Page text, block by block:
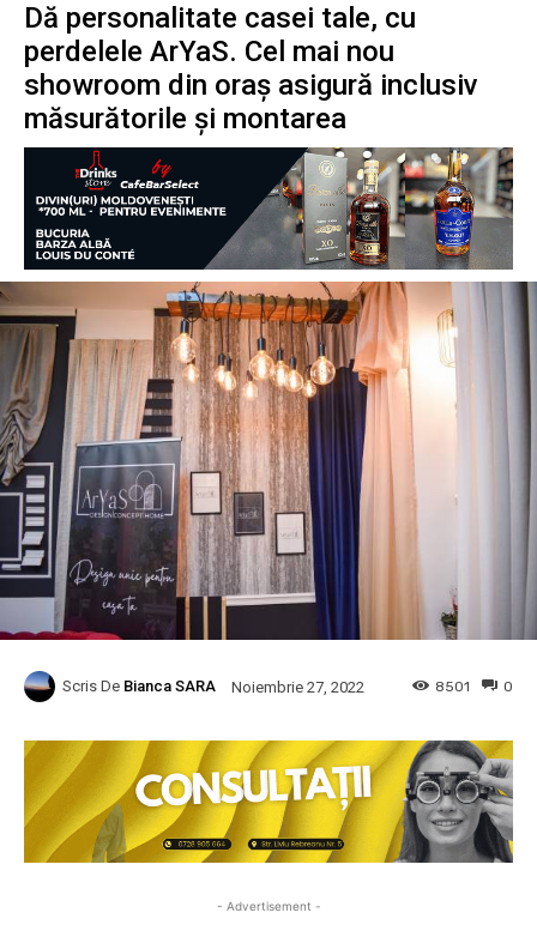
Dă personalitate casei tale, cu
perdelele ArYaS. Cel mai nou
showroom din oraș asigură inclusiv
măsurătorile și montarea
Scris De Bianca SARA Noiembrie 27, 2022 0
8501
- Advertisement -